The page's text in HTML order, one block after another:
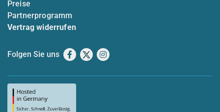
Preise
Partnerprogramm
Vertrag widerrufen
Folgen Sie uns Facebook
X Instagram